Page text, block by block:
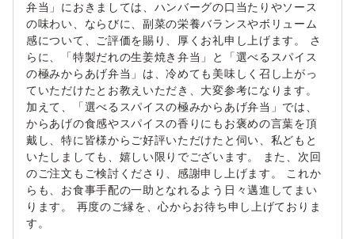
弁当」におきましては、ハンバーグの口当たりやソース
の味わい、ならびに、副菜の栄養バランスやボリューム
感について、ご評価を賜り、厚くお礼申し上げます。 さ
らに、「特製だれの生姜焼き弁当」と「選べるスパイス
の極みからあげ弁当」は、冷めても美味しく召し上がっ
ていただけたとお教えいただき、大変参考になります。
加えて、「選べるスパイスの極みからあげ弁当」では、
からあげの食感やスパイスの香りにもお褒めの言葉を頂
戴し、特に皆様からご好評いただけたと伺い、私どもと
いたしましても、嬉しい限りでございます。 また、次回
のご注文もご検討くださり、感謝申し上げます。 これか
らも、お食事手配の一助となれるよう日々邁進してまい
ります。 再度のご縁を、心からお待ち申し上げておりま
す。